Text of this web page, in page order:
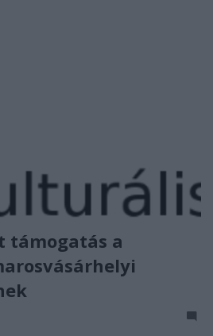
támogatás a